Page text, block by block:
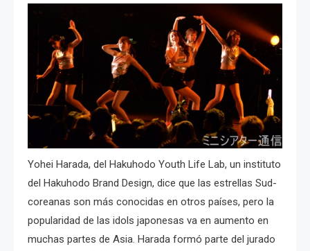
Yohei Harada, del Hakuhodo Youth Life Lab, un instituto
del Hakuhodo Brand Design, dice que las estrellas Sud-
coreanas son más conocidas en otros países, pero la
popularidad de las idols japonesas va en aumento en
muchas partes de Asia. Harada formó parte del jurado